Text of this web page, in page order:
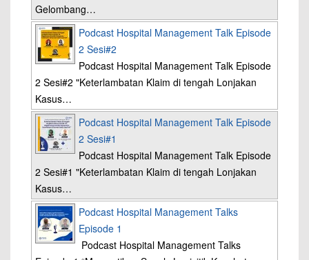
Gelombang…
Podcast Hospital Management Talk Episode
2 Sesi#2
Podcast Hospital Management Talk Episode
2 Sesi#2 "Keterlambatan Klaim di tengah Lonjakan
Kasus…
Podcast Hospital Management Talk Episode
2 Sesi#1
Podcast Hospital Management Talk Episode
2 Sesi#1 "Keterlambatan Klaim di tengah Lonjakan
Kasus…
Podcast Hospital Management Talks
Episode 1
Podcast Hospital Management Talks